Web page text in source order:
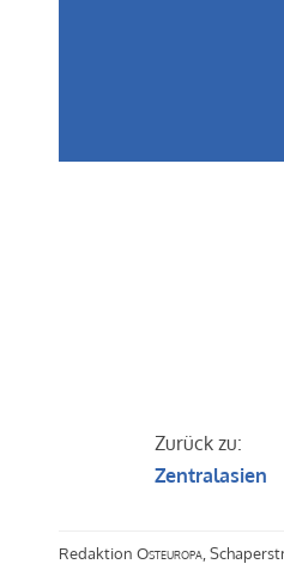
Zurück zu:
Zentralasien
Redaktion Osteuropa ,